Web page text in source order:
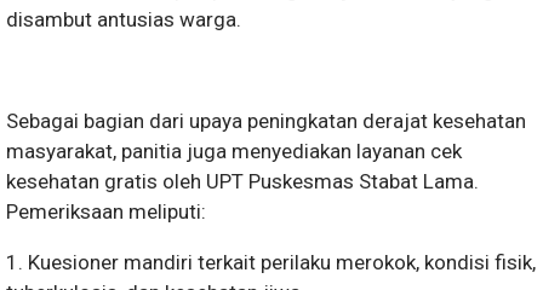
disambut antusias warga.
Sebagai bagian dari upaya peningkatan derajat kesehatan
masyarakat, panitia juga menyediakan layanan cek
kesehatan gratis oleh UPT Puskesmas Stabat Lama.
Pemeriksaan meliputi:
1. Kuesioner mandiri terkait perilaku merokok, kondisi fisik,